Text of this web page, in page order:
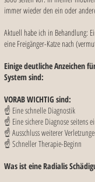
immer wieder den ein oder
Aktuell habe ich in Behandlung:
eine Freigänger-Katze nach
Einige deutliche Anzeichen
System sind:
VORAB WICHTIG sind:
☝️ Eine schnelle Diagnostik
☝️ Eine sichere Diagnose seitens
☝️ Ausschluss weiterer
☝️ Schneller Therapie-Beginn
Was ist eine Radialis